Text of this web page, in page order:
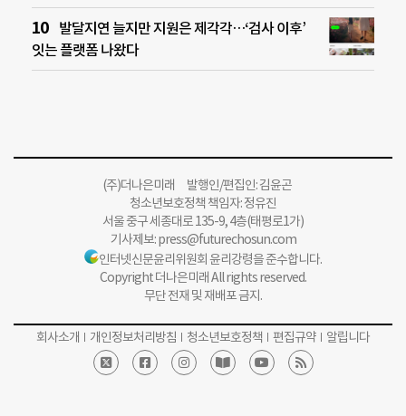
발달지연 늘지만 지원은 제각각…‘검사 이후’
잇는 플랫폼 나왔다
(주)더나은미래 발행인/편집인: 김윤곤
청소년보호정책 책임자: 정유진
서울 중구 세종대로 135-9, 4층(태평로1가)
기사제보:press@futurechosun.com
인터넷신문윤리위원회 윤리강령을 준수합니다.
Copyright 더나은미래 All rights reserved.
무단 전재 및 재배포 금지.
회사소개 개인정보처리방침 청소년보호정책 편집규약 알립니다